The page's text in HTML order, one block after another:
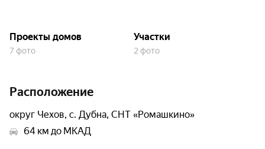
Проекты домов
7 фото
Участки
2 фото
Расположение
округ Чехов, с. Дубна, СНТ «Ромашкино»
64 км до МКАД